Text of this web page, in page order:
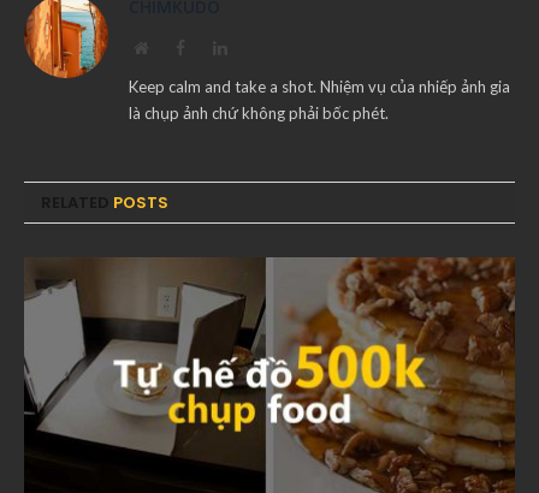
Keep calm and take a shot. Nhiệm vụ của nhiếp ảnh gia
là chụp ảnh chứ không phải bốc phét.
POSTS